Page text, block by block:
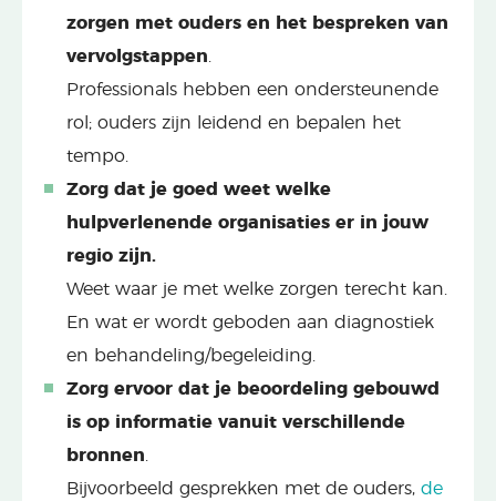
zorgen met ouders en het bespreken van
vervolgstappen
Professionals hebben een ondersteunende
rol; ouders zijn leidend en bepalen het
tempo.
Zorg dat je goed weet welke
hulpverlenende organisaties er in jouw
regio zijn.
Weet waar je met welke zorgen terecht kan.
En wat er wordt geboden aan diagnostiek
en behandeling/begeleiding.
Zorg ervoor dat je beoordeling gebouwd
is op informatie vanuit verschillende
bronnen
Bijvoorbeeld gesprekken met de ouders, de